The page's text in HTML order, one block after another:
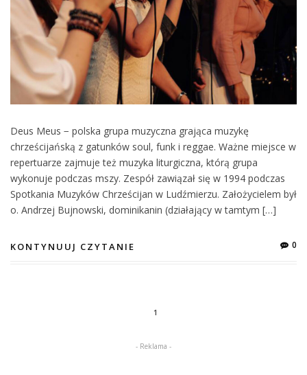
Deus Meus − polska grupa muzyczna grająca muzykę
chrześcijańską z gatunków soul, funk i reggae. Ważne miejsce w
repertuarze zajmuje też muzyka liturgiczna, którą grupa
wykonuje podczas mszy. Zespół zawiązał się w 1994 podczas
Spotkania Muzyków Chrześcijan w Ludźmierzu. Założycielem był
o. Andrzej Bujnowski, dominikanin (działający w tamtym […]
KONTYNUUJ CZYTANIE 0
1
- Reklama -